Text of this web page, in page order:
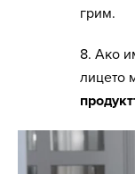
грим.
8. Ако
лицето